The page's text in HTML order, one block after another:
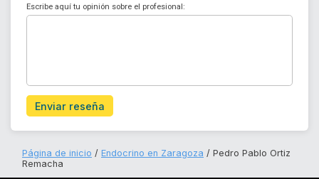
Escribe aquí tu opinión sobre el profesional:
Enviar reseña
Página de inicio Endocrino en Zaragoza
Pedro Pablo Ortiz
Remacha